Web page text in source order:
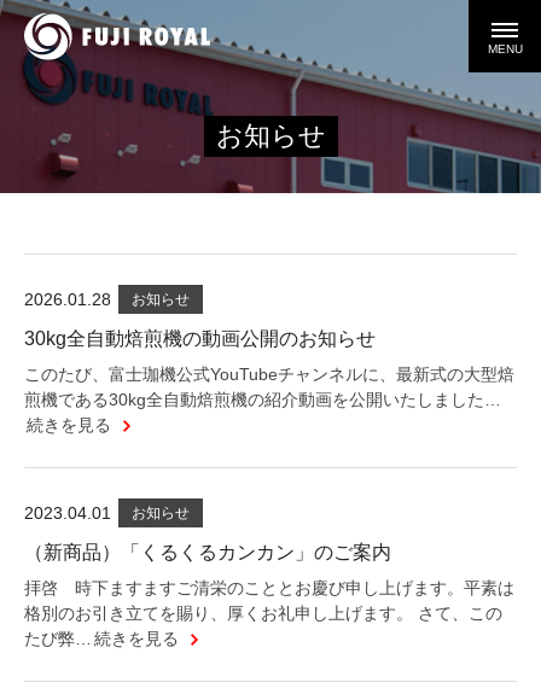
MENU
お知らせ
2026.01.28 お知らせ
30kg全自動焙煎機の動画公開のお知らせ
このたび、富士珈機公式YouTubeチャンネルに、最新式の大型焙
煎機である30kg全自動焙煎機の紹介動画を公開いたしました…
続きを見る
2023.04.01 お知らせ
（新商品）「くるくるカンカン」のご案内
拝啓 時下ますますご清栄のこととお慶び申し上げます。平素は
格別のお引き立てを賜り、厚くお礼申し上げます。 さて、この
たび弊…
続きを見る